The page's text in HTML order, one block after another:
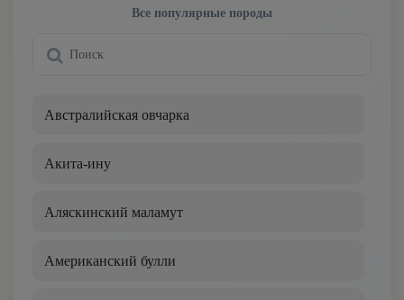
Все популярные породы
Австралийская овчарка
Акита-ину
Аляскинский маламут
Американский булли